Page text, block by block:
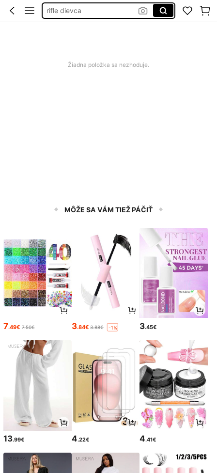
rifle dievca
Žiadna položka sa nezhoduje.
MÔŽE SA VÁM TIEŽ PÁČIŤ
7.49€ 7.50€ 3.84€ 3.88€ -1% 3.45€
13.99€ 4.22€ 4.41€